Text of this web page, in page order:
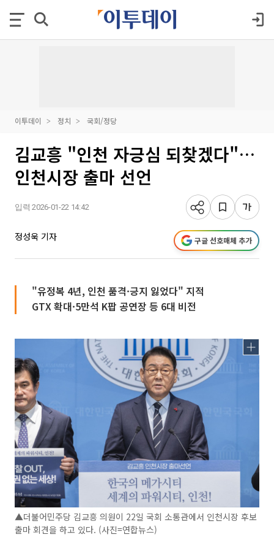
이투데이 정치 국회/정당
김교흥 "인천 자긍심 되찾겠다"…
인천시장 출마 선언
입력 2026-01-22 14:42
정성욱 기자 구글 선호매체 추가
"유정복 4년, 인천 품격·긍지 잃었다" 지적
GTX 확대·5만석 K팝 공연장 등 6대 비전
▲더불어민주당 김교흥 의원이 22일 국회 소통관에서 인천시장 후보
출마 회견을 하고 있다. (사진=연합뉴스)